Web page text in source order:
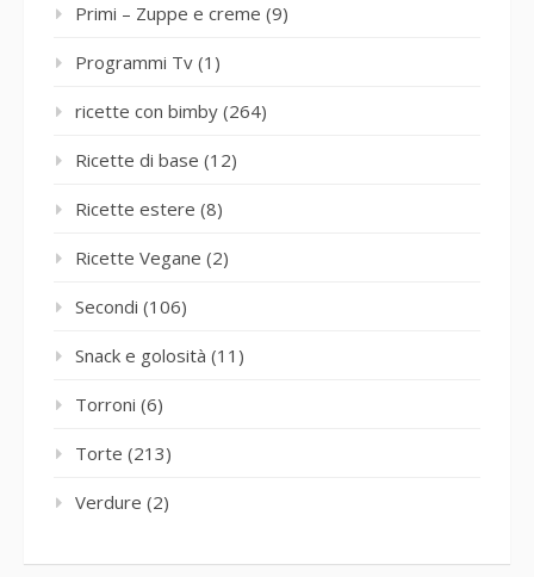
Primi – Zuppe e creme (9)
Programmi Tv (1)
ricette con bimby (264)
Ricette di base (12)
Ricette estere (8)
Ricette Vegane (2)
Secondi (106)
Snack e golosità (11)
Torroni (6)
Torte (213)
Verdure (2)